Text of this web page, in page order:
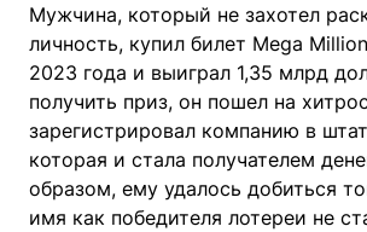
Мужчина, который не захотел
личность, купил билет Mega
2023 года и выиграл 1,35 млрд
получить приз, он пошел на
зарегистрировал компанию в
которая и стала получателем
образом, ему удалось добиться
имя как победителя лотереи не